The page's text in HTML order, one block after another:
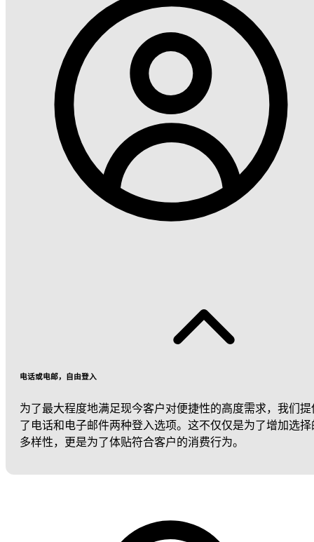
电话或电邮，自由登入
为了最大程度地满足现今客户对便捷性的高度需求，我们提
了电话和电子邮件两种登入选项。这不仅仅是为了增加选择
多样性，更是为了体贴符合客户的消费行为。